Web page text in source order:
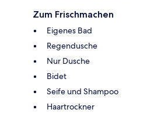
Zum Frischmachen
Eigenes Bad
Regendusche
Nur Dusche
Bidet
Seife und Shampoo
Haartrockner